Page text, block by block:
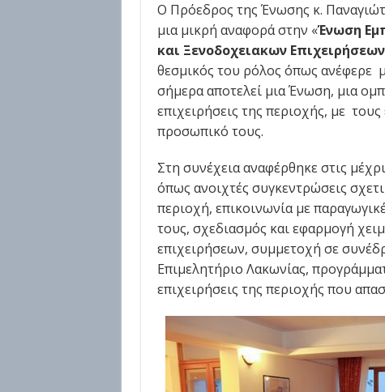
Ο Πρόεδρος της Ένωσης κ.
μια μικρή αναφορά στην «Ένωση
και Ξενοδοχειακων
θεσμικός του ρόλος όπως ανέφερε
σήμερα αποτελεί μια Ένωση, μια
επιχειρήσεις της περιοχής, με τους
προσωπικό τους.
Στη συνέχεια αναφέρθηκε στις
όπως ανοιχτές συγκεντρώσεις
περιοχή, επικοινωνία με
τους, σχεδιασμός και εφαρμογή
επιχειρήσεων, συμμετοχή σε
Επιμελητήριο Λακωνίας,
επιχειρήσεις της περιοχής που